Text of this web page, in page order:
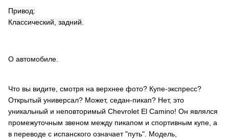
Привод:
Классический, задний.
О автомобиле.
Что вы видите, смотря на верхнее фото? Купе-экспресс?
Открытый универсал? Может, седан-пикап? Нет, это
уникальный и неповторимый Chevrolet El Camino! Он являлся
промежуточным звеном между пикапом и спортивным купе, а
в переводе с испанского означает "путь". Модель,